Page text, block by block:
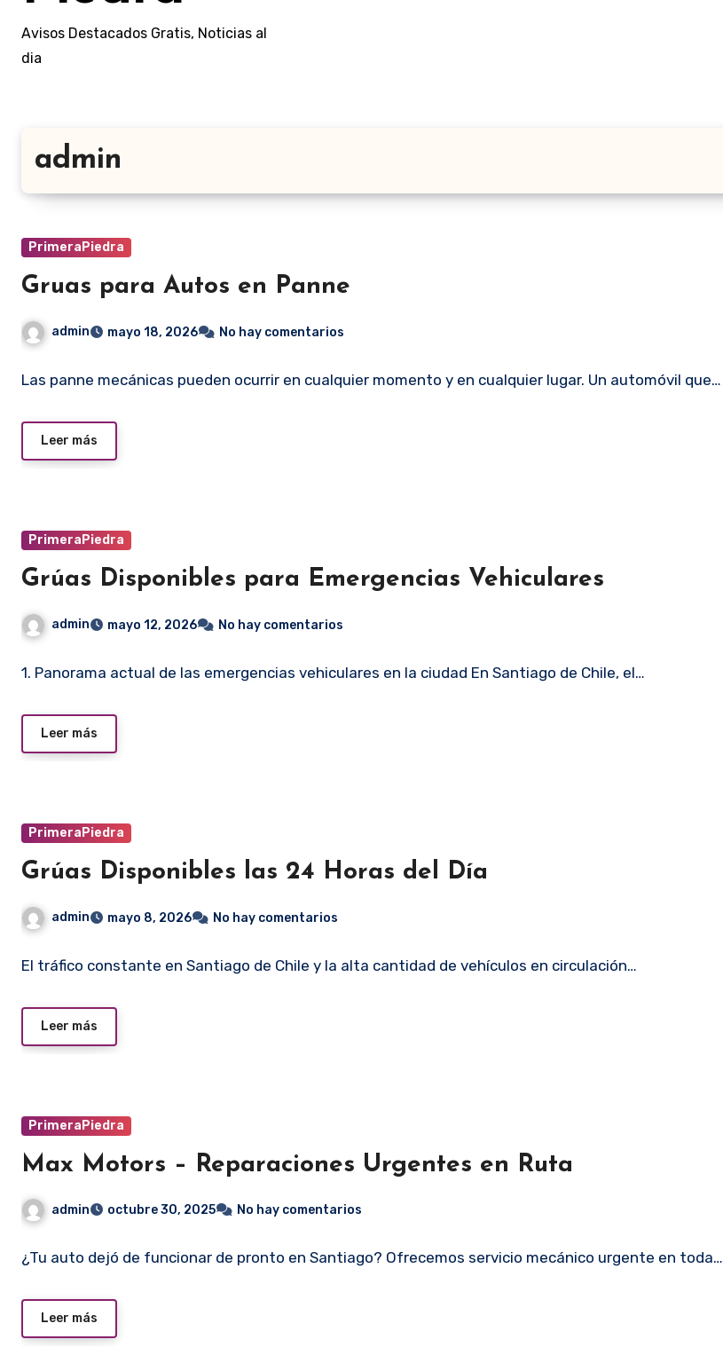
Avisos Destacados Gratis, Noticias al
dia
admin
PrimeraPiedra
Gruas para Autos en Panne
admin mayo 18, 2026 No hay comentarios
Las panne mecánicas pueden ocurrir en cualquier momento y en cualquier lugar. Un automóvil que…
Leer más
PrimeraPiedra
Grúas Disponibles para Emergencias Vehiculares
admin mayo 12, 2026 No hay comentarios
1. Panorama actual de las emergencias vehiculares en la ciudad En Santiago de Chile, el…
Leer más
PrimeraPiedra
Grúas Disponibles las 24 Horas del Día
admin mayo 8, 2026 No hay comentarios
El tráfico constante en Santiago de Chile y la alta cantidad de vehículos en circulación…
Leer más
PrimeraPiedra
Max Motors – Reparaciones Urgentes en Ruta
admin octubre 30, 2025 No hay comentarios
¿Tu auto dejó de funcionar de pronto en Santiago? Ofrecemos servicio mecánico urgente en toda…
Leer más